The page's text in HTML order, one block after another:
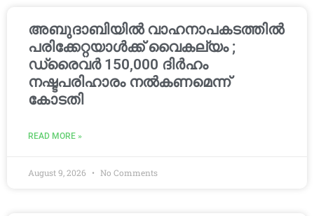
അബുദാബിയിൽ വാഹനാപകടത്തിൽ
പരിക്കേറ്റയാൾക്ക് വൈകല്യം ;
ഡ്രൈവർ 150,000 ദിർഹം
നഷ്ടപരിഹാരം നൽകണമെന്ന്
കോടതി
READ MORE »
August 9, 2026 No Comments